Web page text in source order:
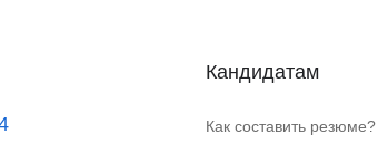
Кандидатам
Как составить резюме?